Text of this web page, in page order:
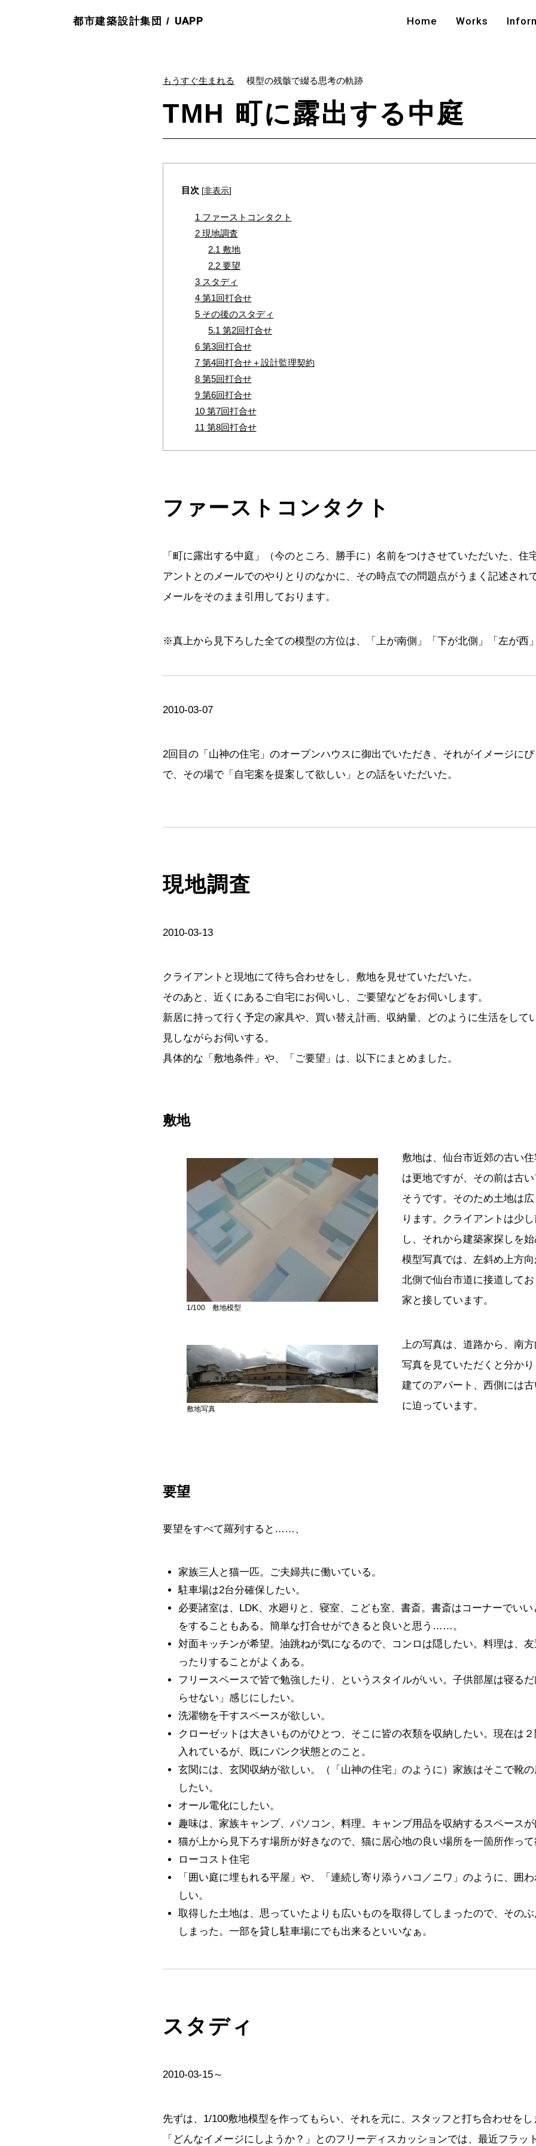
都市建築設計集団 / UAPP Home Works
もうすぐ生まれる 模型の残骸で綴る思考の軌跡
TMH 町に露出する中庭
目次 [非表示]
1 ファーストコンタクト
2現地調査
2.1 敷地
2.2 要望
3スタディ
4第1回打合せ
5その後のスタディ
5.1 第2回打合せ
6第3回打合せ
7第4回打合せ＋設計監理契約
8第5回打合せ
9第6回打合せ
10第7回打合せ
11 第8回打合せ
ファーストコンタクト
「町に露出する中庭」（今のところ、勝手に）名前をつけさせていただいた、住
アントとのメールでのやりとりのなかに、その時点での問題点がうまく記述され
メールをそのまま引用しております。
※真上から見下ろした全ての模型の方位は、「上が南側」「下が北側」「左が西
2010-03-07
2回目の「山神の住宅」のオープンハウスに御出でいただき、それがイメージに
で、その場で「自宅案を提案して欲しい」との話をいただいた。
現地調査
2010-03-13
クライアントと現地にて待ち合わせをし、敷地を見せていただいた。
そのあと、近くにあるご自宅にお伺いし、ご要望などをお伺いします。
新居に持って行く予定の家具や、買い替え計画、収納量、どのように生活をして
見しながらお伺いする。
具体的な「敷地条件」や、「ご要望」は、以下にまとめました。
敷地
1/100 敷地模型
敷地は、仙台市近郊の古い
は更地ですが、その前は古
そうです。そのため土地は
ります。クライアントは少
し、それから建築家探しを始
模型写真では、左斜め上方向
北側で仙台市道に接道して
家と接しています。
敷地写真
上の写真は、道路から、南方
写真を見ていただくと分か
建てのアパート、西側には
に迫っています。
要望
要望をすべて羅列すると……、
家族三人と猫一匹。ご夫婦共に働いている。
駐車場は2台分確保したい。
必要諸室は、LDK、水廻りと、寝室、こども室、書斎。書斎はコーナーでい
をすることもある。簡単な打合せができると良いと思う……。
対面キッチンが希望。油跳ねが気になるので、コンロは隠したい。料理は、
ったりすることがよくある。
フリースペースで皆で勉強したり、というスタイルがいい。子供部屋は寝る
らせない」感じにしたい。
洗濯物を干すスペースが欲しい。
クローゼットは大きいものがひとつ、そこに皆の衣類を収納したい。現在は
入れているが、既にパンク状態とのこと。
玄関には、玄関収納が欲しい。（「山神の住宅」のように）家族はそこで靴
したい。
オール電化にしたい。
趣味は、家族キャンプ、パソコン、料理。キャンプ用品を収納するスペースが
猫が上から見下ろす場所が好きなので、猫に居心地の良い場所を一箇所作って
ローコスト住宅
「囲い庭に埋もれる平屋」や、「連続し寄り添うハコ／ニワ」のように、囲
しい。
取得した土地は、思っていたよりも広いものを取得してしまったので、その
しまった。一部を貸し駐車場にでも出来るといいなぁ。
スタディ
2010-03-15～
先ずは、1/100敷地模型を作ってもらい、それを元に、スタッフと打ち合わせをし
「どんなイメージにしようか？」とのフリーディスカッションでは、最近フラッ